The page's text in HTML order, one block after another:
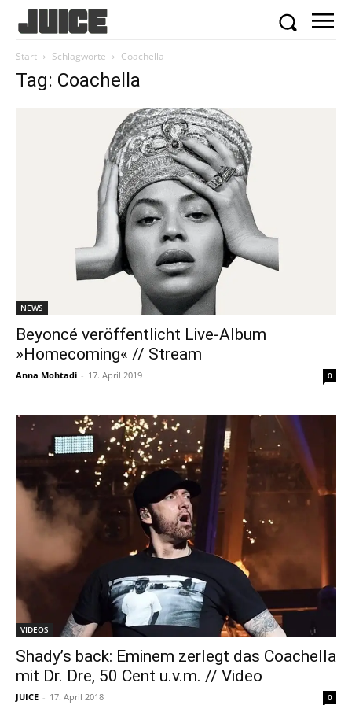
Start Schlagworte Coachella
Tag: Coachella
NEWS
Beyoncé veröffentlicht Live-Album
»Homecoming« // Stream
Anna Mohtadi - 17. April 2019 0
VIDEOS
Shady’s back: Eminem zerlegt das Coachella
mit Dr. Dre, 50 Cent u.v.m. // Video
JUICE - 17. April 2018 0